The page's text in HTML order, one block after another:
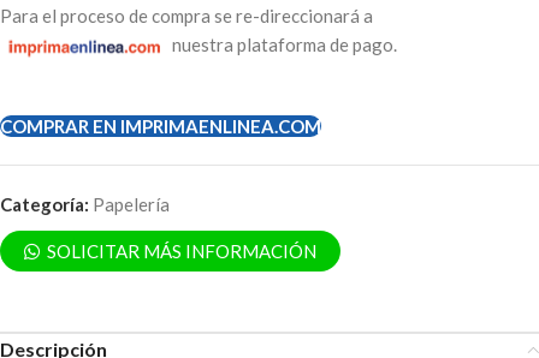
Para el proceso de compra se re-direccionará a
nuestra plataforma de pago.
COMPRAR EN IMPRIMAENLINEA.COM
Categoría: Papelería
SOLICITAR MÁS INFORMACIÓN
Descripción